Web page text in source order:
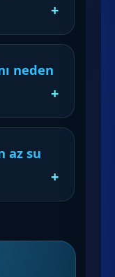
neden
az su